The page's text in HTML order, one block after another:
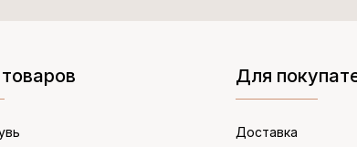
Для
Доставка